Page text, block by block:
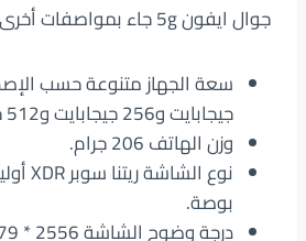
جوال ايفون 5g جاء بمواصفات أخرى مذهلة ومنها:
جيجابايت و256 جيجابايت و512 جيجابايت.
وزن الهاتف 206 جرام.
بوصة.